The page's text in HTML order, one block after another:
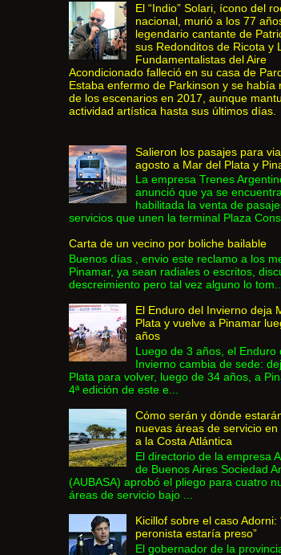
El “Indio” Solari, ícono del
nacional, murió a los 77
legendario cantante de
sus Redonditos de Ricota y
Fundamentalistas del Aire
Acondicionado falleció en su casa de
Estaba enfermo de Parkinson y se había
de los escenarios en 2017, aunque
actividad artística hasta sus últimos días.
Salieron los pasajes para
agosto a Mar del Plata y
La empresa Trenes
anunció que ya se
habilitada la venta de
servicios que unen la terminal Plaza
Carta de un vecino por boliche bailable
Buenos días , envio este reclamo a los
Pinamar, ya sean radiales o escritos,
descreimiento pero tal vez alguno lo tom...
El Enduro del Invierno deja
Plata y vuelve a Pinamar
años
Luego de 3 años, el Enduro
Invierno cambia de sede:
Plata para volver, luego de 34 años, a
4ª edición de este e...
Cómo serán y dónde
nuevas áreas de servicio en
a la Costa Atlántica
El directorio de la empresa
de Buenos Aires Sociedad
(AUBASA) aprobó el pliego para cuatro
áreas de servicio bajo ...
Kicillof sobre el caso Adorni:
peronista estaría preso”
El gobernador de la